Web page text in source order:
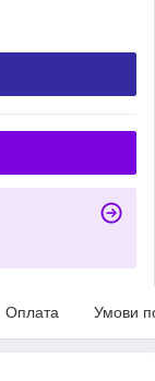
Оплата Умови